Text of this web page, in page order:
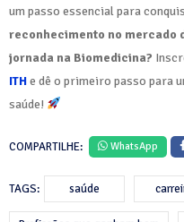
um passo essencial para
reconhecimento no mercado
jornada na Biomedicina?
ITHe dê o primeiro passo para
saúde!
COMPARTILHE: WhatsApp
TAGS: saúde